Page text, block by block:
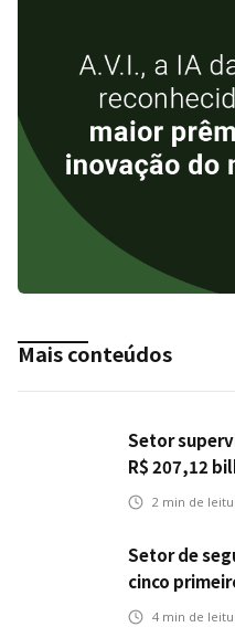
Mais conteúdos
Setor
R$ 207,12
semestre
2 min de
Setor de
cinco
4 min de